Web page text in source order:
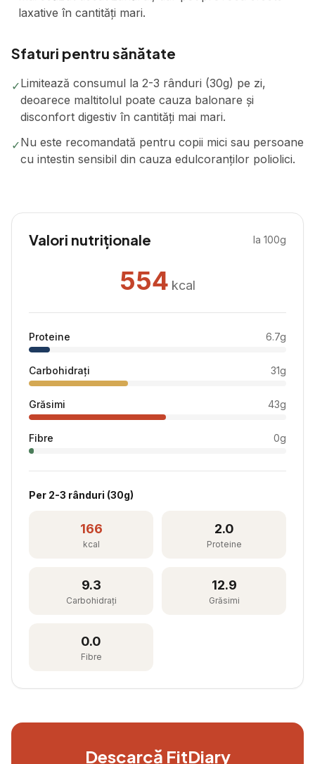
laxative în cantități mari.
Sfaturi pentru sănătate
✓Limitează consumul la 2-3 rânduri (30g) pe zi,
deoarece maltitolul poate cauza balonare și
disconfort digestiv în cantități mai mari.
✓Nu este recomandată pentru copii mici sau persoane
cu intestin sensibil din cauza edulcoranților poliolici.
Valori nutriționale la 100g
554 kcal
Proteine 6.7g
Carbohidrați 31g
Grăsimi 43g
Fibre 0g
Per 2-3 rânduri (30g)
166
kcal
2.0
Proteine
9.3
Carbohidrați
12.9
Grăsimi
0.0
Fibre
Descarcă FitDiary